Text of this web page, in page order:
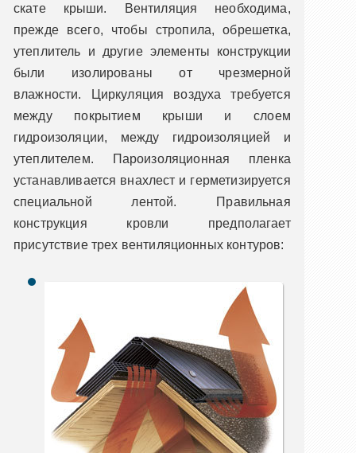
скате крыши. Вентиляция необходима,
прежде всего, чтобы стропила, обрешетка,
утеплитель и другие элементы конструкции
были изолированы от чрезмерной
влажности. Циркуляция воздуха требуется
между покрытием крыши и слоем
гидроизоляции, между гидроизоляцией и
утеплителем. Пароизоляционная пленка
устанавливается внахлест и герметизируется
специальной лентой. Правильная
конструкция кровли предполагает
присутствие трех вентиляционных контуров: